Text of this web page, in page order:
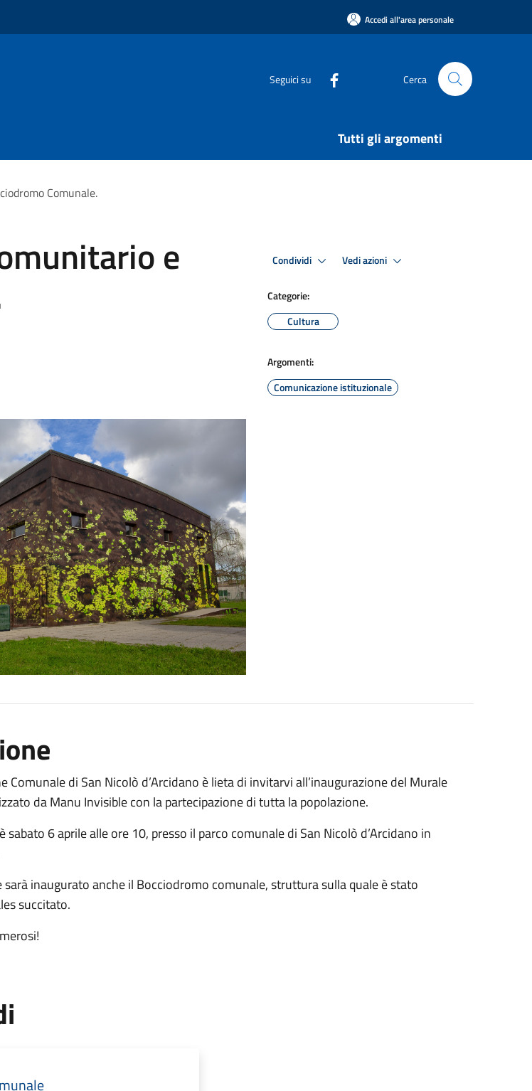
Accedi all'area personale
Seguici su Cerca
Tutti gli argomenti
Comunale.
e Condividi Vedi azioni
Categorie:
Cultura
Argomenti:
Comunicazione istituzionale
Comunale di San Nicolò d’Arcidano è lieta di invitarvi all’inaugurazione del Murale
da Manu Invisible con la partecipazione di tutta la popolazione.
sabato 6 aprile alle ore 10, presso il parco comunale di San Nicolò d’Arcidano in
inaugurato anche il Bocciodromo comunale, struttura sulla quale è stato
succitato.